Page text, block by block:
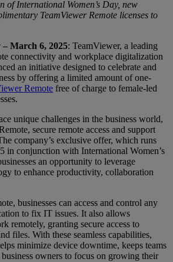
of International Women’s Day, new
TeamViewer Remote licenses to
March 6, 2025: TeamViewer, a leading
connectivity and workplace digitalization
an initiative designed to celebrate and
by offering a limited amount of one-
Remote free of charge to female-led
unique challenges in the business world,
secure remote access and support
company’s exclusive offer, which runs
in conjunction with International Women’s
an opportunity to leverage
to enhance productivity, collaboration
businesses can access and control any
to fix IT issues. It also allows
remotely, granting secure access to
files. With these seamless capabilities,
minimize device downtime, keeps teams
owners to focus on growing their